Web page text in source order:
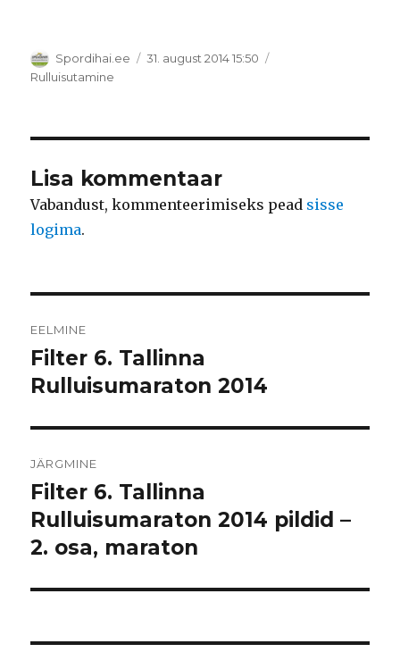
Autor
Spordihai.ee Postitatud
31. august 2014 15:50
Rubriigid
Rulluisutamine
Lisa kommentaar
Vabandust, kommenteerimiseks pead sisse
logima.
EELMINE
Eelmine
postitus:
Filter 6. Tallinna
Rulluisumaraton 2014
JÄRGMINE
Järgmine
postitus:
Filter 6. Tallinna
Rulluisumaraton 2014 pildid –
2. osa, maraton